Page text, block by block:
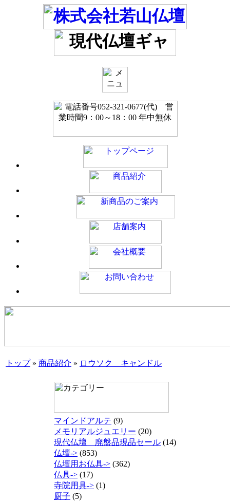
トップ» 商品紹介 » ロウソク キャンドル
マインドアルテ (9)
メモリアルジュエリー (20)
現代仏壇 廃盤品現品セール (14)
仏壇-> (853)
仏壇用お仏具-> (362)
仏具-> (17)
寺院用具-> (1)
厨子 (5)